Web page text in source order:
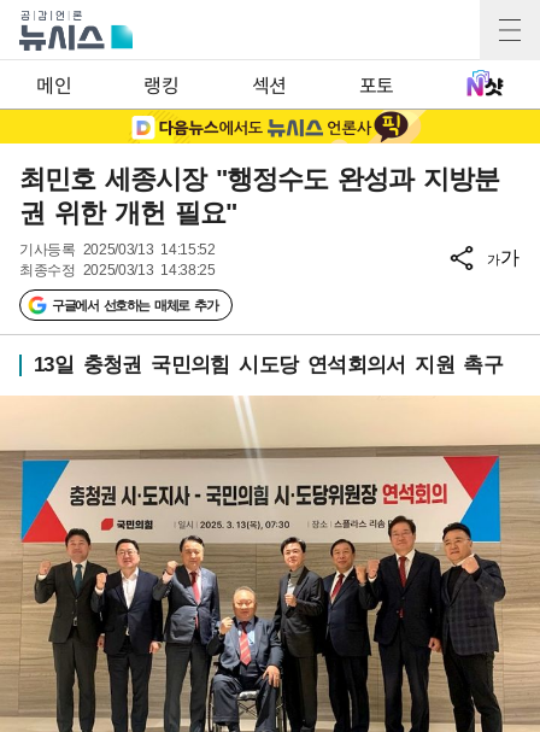
메인 랭킹 섹션 포토
최민호 세종시장 "행정수도 완성과 지방분
권 위한 개헌 필요"
기사등록 2025/03/13 14:15:52
최종수정 2025/03/13 14:38:25
구글에서 선호하는 매체로 추가
가가
13일 충청권 국민의힘 시도당 연석회의서 지원 촉구